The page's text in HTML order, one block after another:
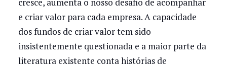
cresce, aumenta o nosso desafio de acompanhar
e criar valor para cada empresa. A capacidade
dos fundos de criar valor tem sido
insistentemente questionada e a maior parte da
literatura existente conta histórias de